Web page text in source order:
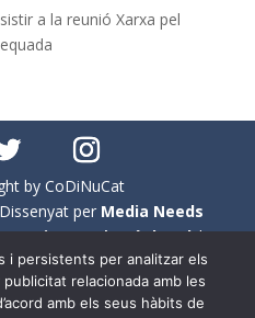
a la reunió Xarxa pel
by CoDiNuCat
per Media Needs
aCoDiNuCat |Avís legal|
cookies
compte l'ús no sexista del
i persistents per analitzar els
relacionada amb les
amb els seus hàbits de